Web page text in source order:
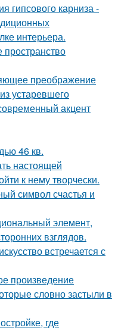
гипсового карниза -
интерьера.
преображение
устаревшего
акцент
46 кв.
настоящей
к нему творчески.
символ счастья и
элемент,
взглядов.
встречается с
произведение
словно застыли в
где